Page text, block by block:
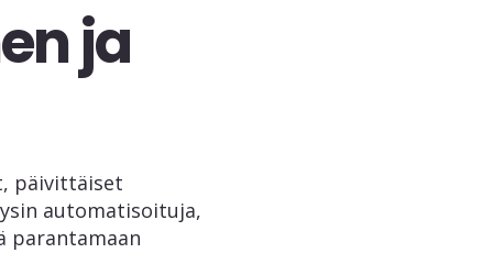
ja
päivittäiset
automatisoituja,
parantamaan